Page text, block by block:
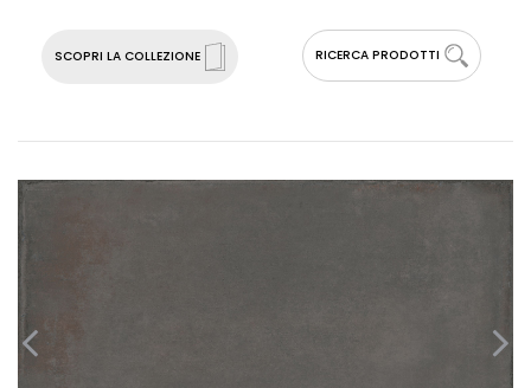
SCOPRI LA COLLEZIONE RICERCA PRODOTTI